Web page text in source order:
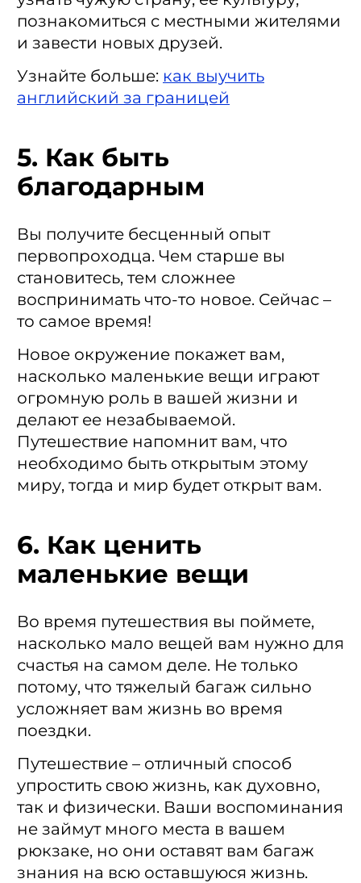
познакомиться с местными жителями
и завести новых друзей.
Узнайте больше: как выучить
английский за границей
5. Как быть
благодарным
Вы получите бесценный опыт
первопроходца. Чем старше вы
становитесь, тем сложнее
воспринимать что-то новое. Сейчас –
то самое время!
Новое окружение покажет вам,
насколько маленькие вещи играют
огромную роль в вашей жизни и
делают ее незабываемой.
Путешествие напомнит вам, что
необходимо быть открытым этому
миру, тогда и мир будет открыт вам.
6. Как ценить
маленькие вещи
Во время путешествия вы поймете,
насколько мало вещей вам нужно для
счастья на самом деле. Не только
потому, что тяжелый багаж сильно
усложняет вам жизнь во время
поездки.
Путешествие – отличный способ
упростить свою жизнь, как духовно,
так и физически. Ваши воспоминания
не займут много места в вашем
рюкзаке, но они оставят вам багаж
знания на всю оставшуюся жизнь.